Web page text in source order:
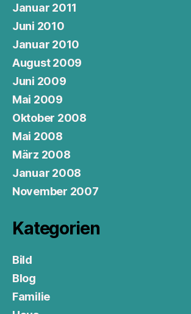
Januar 2011
Juni 2010
Januar 2010
August 2009
Juni 2009
Mai 2009
Oktober 2008
Mai 2008
März 2008
Januar 2008
November 2007
Kategorien
Bild
Blog
Familie